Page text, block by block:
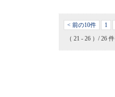
< 前の10件 1
（ 21 - 26 ）/ 26 件